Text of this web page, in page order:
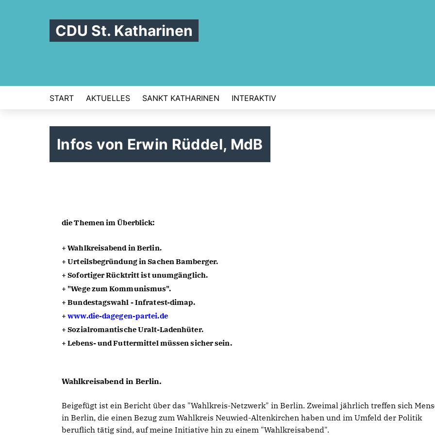
CDU St. Katharinen
START AKTUELLES SANKT KATHARINEN INTERAKTIV
Infos von Erwin Rüddel, MdB
die Themen im Überblick:
+ Wahlkreisabend in Berlin.
+ Urteilsbegründung in Sachen Bamberger.
+ Sofortiger Rücktritt ist unumgänglich.
+ "Wege zum Kommunismus".
+ Bundestagswahl - Infratest-dimap.
+www.die-dagegen-partei.de
+ Sozialromantische Uralt-Ladenhüter.
+ Lebens- und Futtermittel müssen sicher sein.
Wahlkreisabend in Berlin.
Beigefügt ist ein Bericht über das "Wahlkreis-Netzwerk" in Berlin. Zweimal jährlich treffen sich
in Berlin, die einen Bezug zum Wahlkreis Neuwied-Altenkirchen haben und im Umfeld der Politik
beruflich tätig sind, auf meine Initiative hin zu einem "Wahlkreisabend".